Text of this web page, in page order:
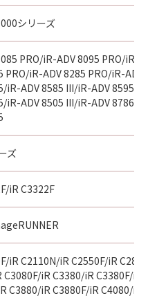
シリーズ
PRO/iR-ADV 8095 PRO/iR-
PRO/iR-ADV 8285 PRO/iR-
iR-ADV 8585 III/iR-ADV 8595/
iR-ADV 8505 III/iR-ADV 8786/
ズ
iR C3322F
iR C2110N/iR C2550F/iR
C3080F/iR C3380/iR C3380F/iR
C3880/iR C3880F/iR C4080/iR